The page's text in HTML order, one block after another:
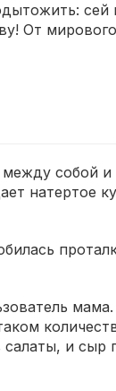
сей
От
собой и
натертое
и сыр